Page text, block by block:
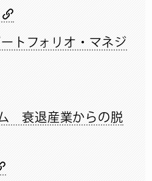
トフォリオ・マネジ
衰退産業からの脱